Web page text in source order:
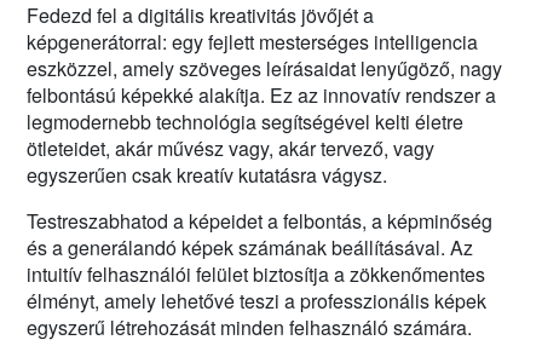
Fedezd fel a digitális kreativitás jövőjét a
képgenerátorral: egy fejlett mesterséges intelligencia
eszközzel, amely szöveges leírásaidat lenyűgöző, nagy
felbontású képekké alakítja. Ez az innovatív rendszer a
legmodernebb technológia segítségével kelti életre
ötleteidet, akár művész vagy, akár tervező, vagy
egyszerűen csak kreatív kutatásra vágysz.
Testreszabhatod a képeidet a felbontás, a képminőség
és a generálandó képek számának beállításával. Az
intuitív felhasználói felület biztosítja a zökkenőmentes
élményt, amely lehetővé teszi a professzionális képek
egyszerű létrehozását minden felhasználó számára.